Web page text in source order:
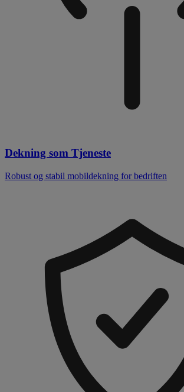
Dekning som Tjeneste
Robust og stabil mobildekning for bedriften